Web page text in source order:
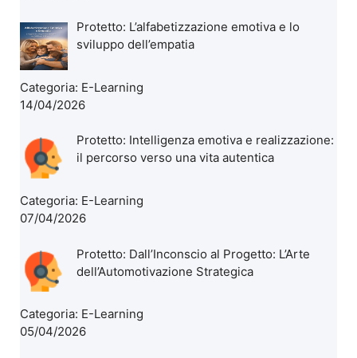
Protetto: L’alfabetizzazione emotiva e lo
sviluppo dell’empatia
Categoria: E-Learning
14/04/2026
Protetto: Intelligenza emotiva e realizzazione:
il percorso verso una vita autentica
Categoria: E-Learning
07/04/2026
Protetto: Dall’Inconscio al Progetto: L’Arte
dell’Automotivazione Strategica
Categoria: E-Learning
05/04/2026